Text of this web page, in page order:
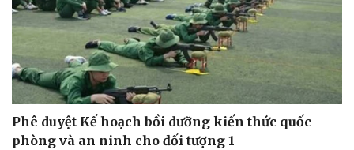
Phê duyệt Kế hoạch bồi dưỡng kiến thức quốc
phòng và an ninh cho đối tượng 1